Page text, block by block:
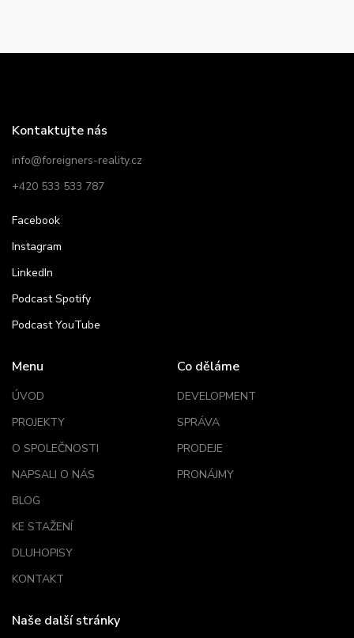
Kontaktujte nás
info@foreigners-reality.cz
+420 533 533 787
Facebook
Instagram
LinkedIn
Podcast Spotify
Podcast YouTube
Menu
ÚVOD
PROJEKTY
O SPOLEČNOSTI
NAPSALI O NÁS
BLOG
KE STAŽENÍ
DLUHOPISY
KONTAKT
Co děláme
DEVELOPMENT
SPRÁVA
PRODEJE
PRONÁJMY
Naše další stránky